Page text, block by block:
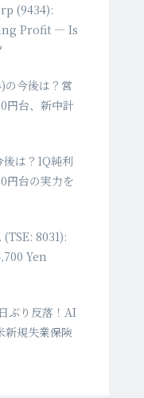
(9434):
Profit — Is
の今後は？営
円台、新中計
後は？1Q純利
円台の実力を
8031):
Yen
ぶり反落！AI
新規失業保険